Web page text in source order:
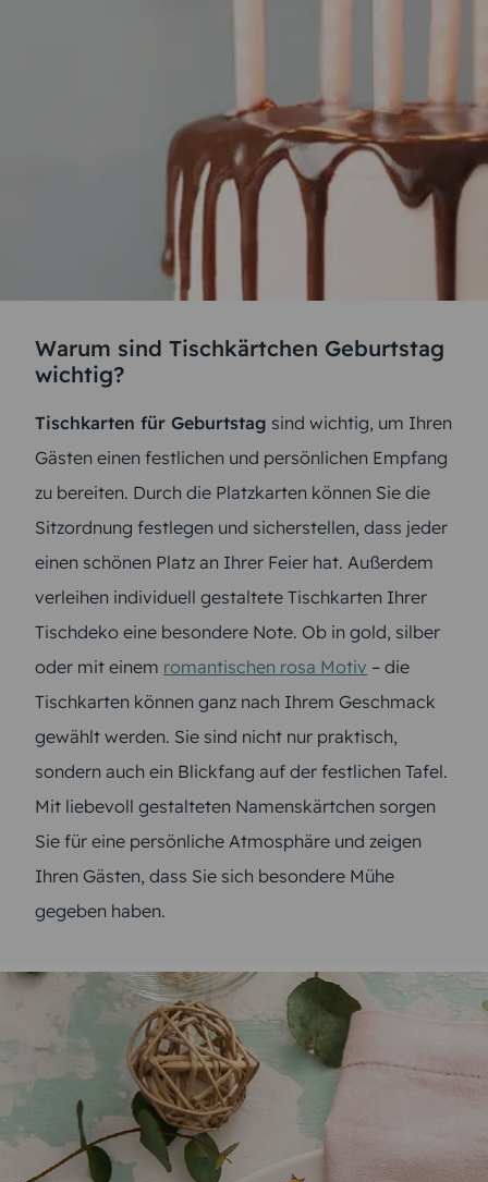
Warum sind Tischkärtchen Geburtstag
wichtig?
Tischkarten für Geburtstag sind wichtig, um Ihren
Gästen einen festlichen und persönlichen Empfang
zu bereiten. Durch die Platzkarten können Sie die
Sitzordnung festlegen und sicherstellen, dass jeder
einen schönen Platz an Ihrer Feier hat. Außerdem
verleihen individuell gestaltete Tischkarten Ihrer
Tischdeko eine besondere Note. Ob in gold, silber
oder mit einem romantischen rosa Motiv – die
Tischkarten können ganz nach Ihrem Geschmack
gewählt werden. Sie sind nicht nur praktisch,
sondern auch ein Blickfang auf der festlichen Tafel.
Mit liebevoll gestalteten Namenskärtchen sorgen
Sie für eine persönliche Atmosphäre und zeigen
Ihren Gästen, dass Sie sich besondere Mühe
gegeben haben.